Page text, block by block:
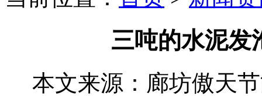
三吨的水泥发
本文来源：廊坊傲